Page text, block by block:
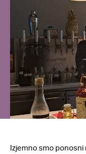
Izjemno smo ponosni